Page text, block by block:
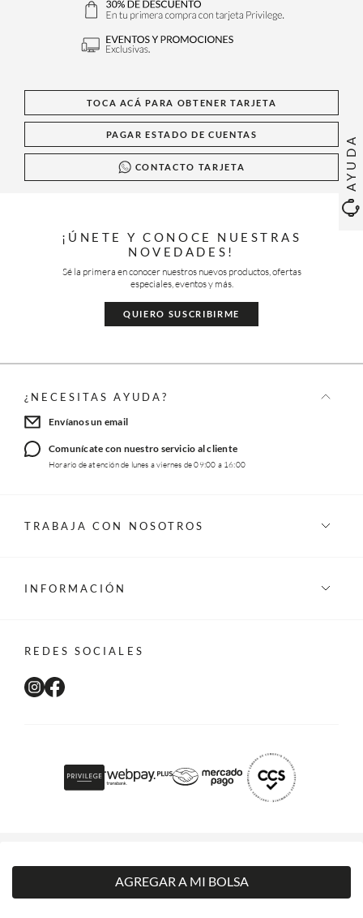
AYUDA
AGREGAR A MI BOLSA
TOCA ACÁ PARA OBTENER TARJETA
PAGAR ESTADO DE CUENTAS
CONTACTO TARJETA
¡ÚNETE Y CONOCE NUESTRAS
NOVEDADES!
Sé la primera en conocer nuestros nuevos productos, ofertas
especiales, eventos y más.
QUIERO SUSCRIBIRME
¿NECESITAS AYUDA?
Envíanos un email
Comunícate con nuestro servicio al cliente
Horario de atención de lunes a viernes de 09:00 a 16:00
TRABAJA CON NOSOTROS
INFORMACIÓN
REDES SOCIALES